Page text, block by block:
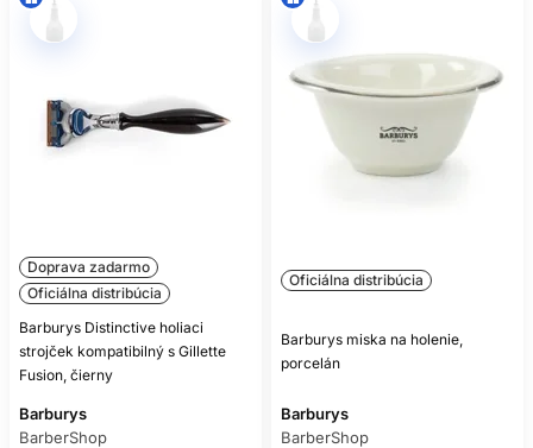
Doprava zadarmo
Oficiálna distribúcia
Barburys Distinctive holiaci
strojček kompatibilný s Gillette
Fusion, čierny
Barburys
BarberShop
Oficiálna distribúcia
Barburys miska na holenie,
porcelán
Barburys
BarberShop